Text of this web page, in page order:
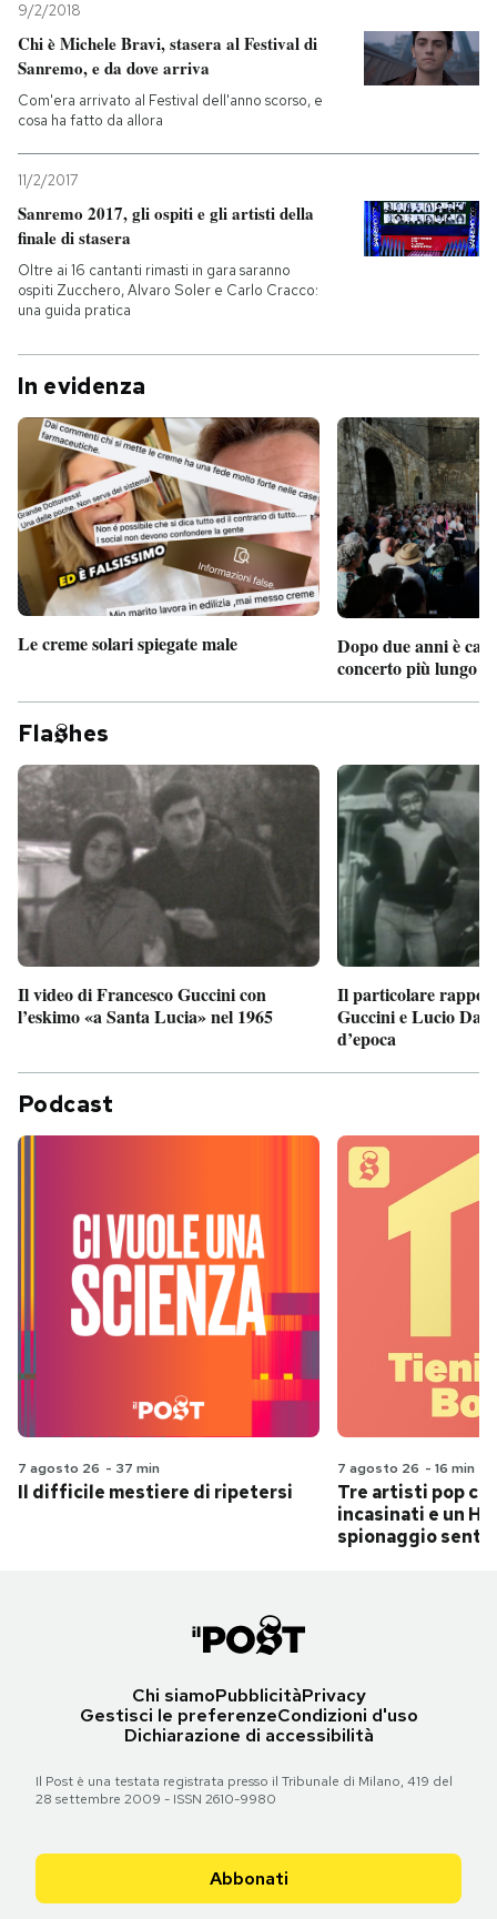
9/2/2018
Chi è Michele Bravi, stasera al Festival di
Sanremo, e da dove arriva
Com'era arrivato al Festival dell'anno scorso, e
cosa ha fatto da allora
11/2/2017
Sanremo 2017, gli ospiti e gli artisti della
finale di stasera
Oltre ai 16 cantanti rimasti in gara saranno
ospiti Zucchero, Alvaro Soler e Carlo Cracco:
una guida pratica
In evidenza
Le creme solari spiegate male
Dopo due anni è
concerto più lungo
Fla hes
Il video di Francesco Guccini con
l’eskimo «a Santa Lucia» nel 1965
Il particolare
Guccini e Lucio
d’epoca
Podcast
7 agosto 26 - 37 min
Il difficile mestiere di ripetersi
7 agosto 26 - 16 min
Tre artisti pop
incasinati e un
spionaggio
Chi siamoPubblicitàPrivacy
Gestisci le preferenzeCondizioni d'uso
Dichiarazione di accessibilità
Il Post è una testata registrata presso il Tribunale di Milano, 419 del
28 settembre 2009 - ISSN 2610-9980
Abbonati